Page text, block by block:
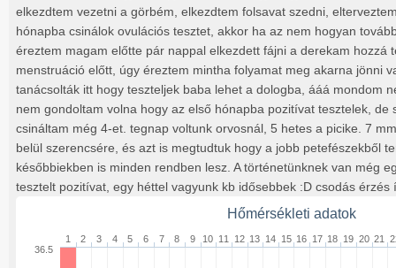
elkezdtem vezetni a görbém, elkezdtem folsavat szedni,
hónapba csinálok ovulációs tesztet, akkor ha az nem hogyan
éreztem magam előtte pár nappal elkezdett fájni a derekam hozzá
menstruáció előtt, úgy éreztem mintha folyamat meg akarna jönni
tanácsolták itt hogy teszteljek baba lehet a dologba, ááá mondom
nem gondoltam volna hogy az első hónapba pozitívat tesztelek, de
csináltam még 4-et. tegnap voltunk orvosnál, 5 hetes a picike. 7
belül szerencsére, és azt is megtudtuk hogy a jobb petefészekből
későbbiekben is minden rendben lesz. A történetünknek van még
tesztelt pozitívat, egy héttel vagyunk kb idősebbek :D csodás érzés
Hőmérsékleti adatok
1 2 3 4 5 6 7 8 9 10 11 12 13 14 15 16 17 18 19 20 21
36.5